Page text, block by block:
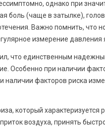
однако при
боль (чаще в затылке),
Важно помнить, что
измерение давления
что единственным
Особенно при наличии
наличии факторов риска
который
воздуха, принять